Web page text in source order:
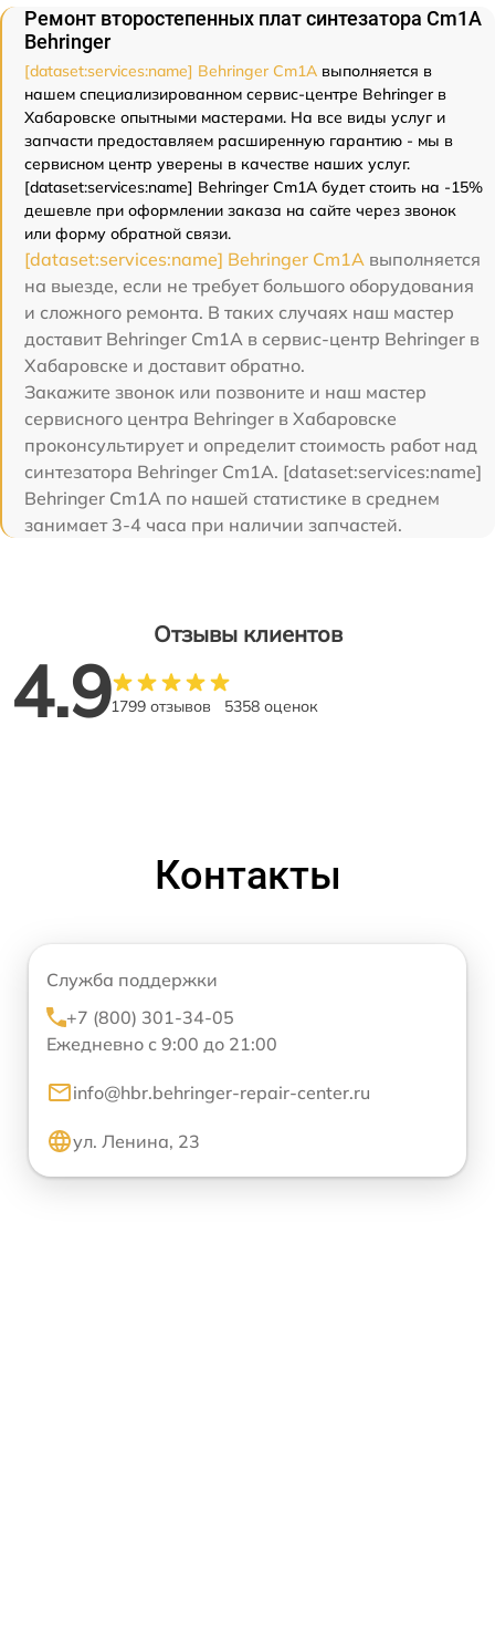
Ремонт второстепенных плат синтезатора Cm1A
Behringer
[dataset:services:name] Behringer Cm1A выполняется в
нашем специализированном сервис-центре Behringer в
Хабаровске опытными мастерами. На все виды услуг и
запчасти предоставляем расширенную гарантию - мы в
сервисном центр уверены в качестве наших услуг.
[dataset:services:name] Behringer Cm1A будет стоить на -15%
дешевле при оформлении заказа на сайте через звонок
или форму обратной связи.
[dataset:services:name] Behringer Cm1A выполняется
на выезде, если не требует большого оборудования
и сложного ремонта. В таких случаях наш мастер
доставит Behringer Cm1A в сервис-центр Behringer в
Хабаровске и доставит обратно.
Закажите звонок или позвоните и наш мастер
сервисного центра Behringer в Хабаровске
проконсультирует и определит стоимость работ над
синтезатора Behringer Cm1A. [dataset:services:name]
Behringer Cm1A по нашей статистике в среднем
занимает 3-4 часа при наличии запчастей.
Отзывы клиентов
4.91799 отзывов 5358 оценок
Контакты
Служба поддержки
+7 (800) 301-34-05
Ежедневно с 9:00 до 21:00
info@hbr.behringer-repair-center.ru
ул. Ленина, 23